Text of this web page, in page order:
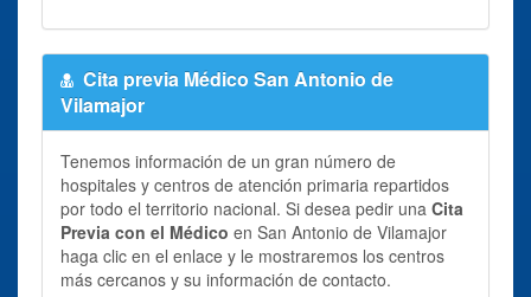
Cita previa Médico San Antonio de
Vilamajor
Tenemos información de un gran número de
hospitales y centros de atención primaria repartidos
por todo el territorio nacional. Si desea pedir una Cita
Previa con el Médico en San Antonio de Vilamajor
haga clic en el enlace y le mostraremos los centros
más cercanos y su información de contacto.